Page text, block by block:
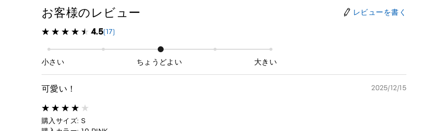
お客様のレビュー レビューを書く
4.5(17)
小さい ちょうどよい 大きい
可愛い！ 2025/12/15
購入サイズ: S